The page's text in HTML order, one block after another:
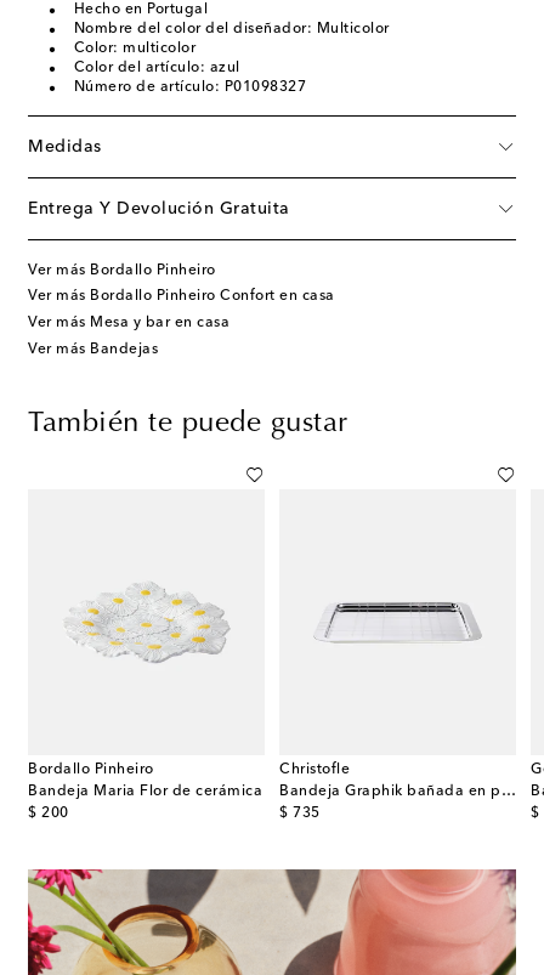
Hecho en Portugal
Nombre del color del diseñador: Multicolor
Color: multicolor
Color del artículo: azul
Número de artículo: P01098327
Medidas
Entrega Y Devolución Gratuita
Ver más Bordallo Pinheiro
Ver más Bordallo Pinheiro Confort en casa
Ver más Mesa y bar en casa
Ver más Bandejas
También te puede gustar
Bordallo Pinheiro
Bandeja Maria Flor de cerámica
$ 200
original price
Christofle
Bandeja Graphik bañada en plata
$ 735
original price $